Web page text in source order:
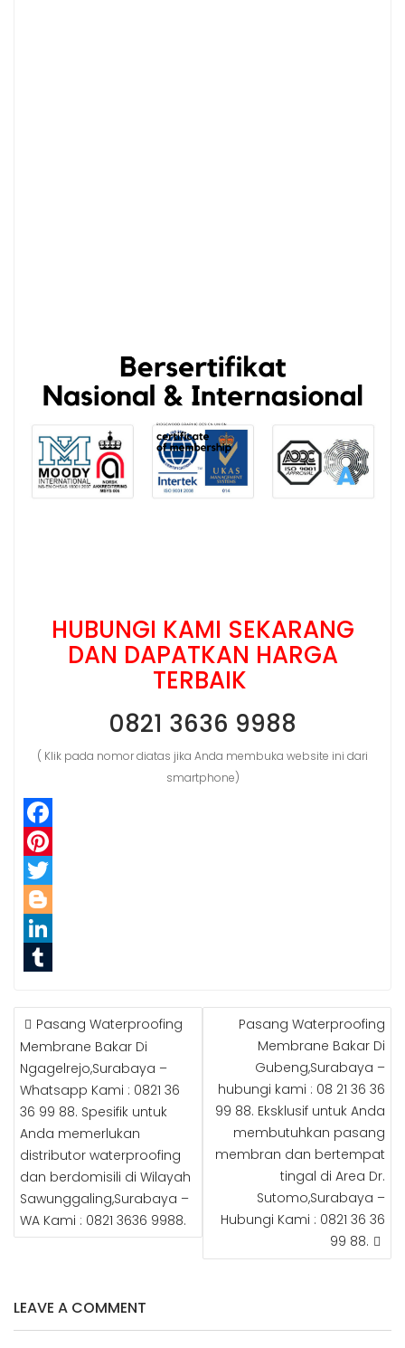
HUBUNGI KAMI SEKARANG
DAN DAPATKAN HARGA
TERBAIK
0821 3636 9988
( Klik pada nomor diatas jika Anda membuka website ini dari
smartphone)
F
a
c
e
k
P
n
e
s
T
w
e
r
B
g
e
k
e
I
n
m
b
r
POST
NAVIGATION
Pasang Waterproofing
Membrane Bakar Di
Ngagelrejo,Surabaya –
Whatsapp Kami : 0821 36
36 99 88. Spesifik untuk
Anda memerlukan
distributor waterproofing
dan berdomisili di Wilayah
Sawunggaling,Surabaya –
WA Kami : 0821 3636 9988.
Pasang Waterproofing
Membrane Bakar Di
Gubeng,Surabaya –
hubungi kami : 08 21 36 36
99 88. Eksklusif untuk Anda
membutuhkan pasang
membran dan bertempat
tingal di Area Dr.
Sutomo,Surabaya –
Hubungi Kami : 0821 36 36
99 88.
LEAVE A COMMENT